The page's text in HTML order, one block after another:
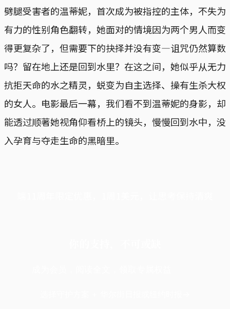
劈腿受害者的温蒂妮，首次成为被指控的主体，不失为
有力的性别角色翻转，她面对的情境因为两个男人而变
得更复杂了，但需要下的抉择并没有变—诅咒仍然算数
吗？留在地上还是回到水里？在这之间，她似乎从无力
抗拒天命的水之精灵，蜕变为自主选择、操有生杀大权
的女人。电影最后一幕，我们看不到温蒂妮的身影，却
能透过顺著她视角仰看桥上的镜头，慢慢回到水中，没
入孕育与夺走生命的黑暗里。